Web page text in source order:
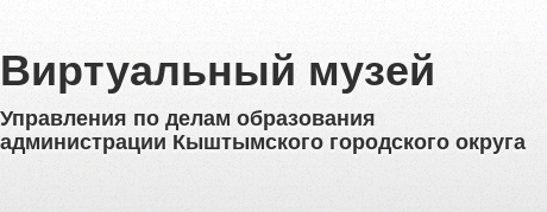
Виртуальный музей
Управления по делам образования
администрации Кыштымского городского округа